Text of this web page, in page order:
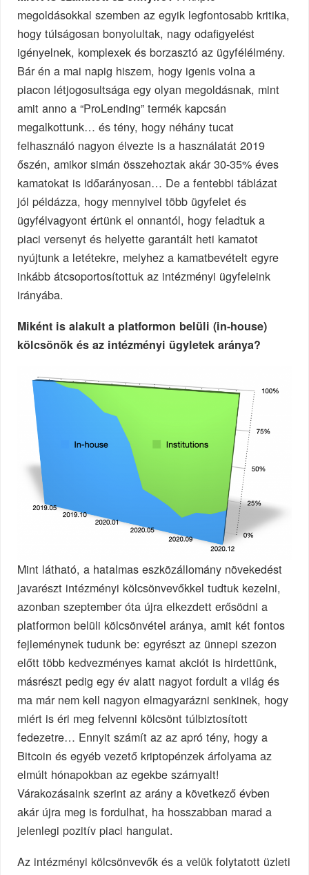
megoldásokkal szemben az egyik legfontosabb kritika,
hogy túlságosan bonyolultak, nagy odafigyelést
igényelnek, komplexek és borzasztó az ügyfélélmény.
Bár én a mai napig hiszem, hogy igenis volna a
piacon létjogosultsága egy olyan megoldásnak, mint
amit anno a “ProLending” termék kapcsán
megalkottunk… és tény, hogy néhány tucat
felhasználó nagyon élvezte is a használatát 2019
őszén, amikor simán összehoztak akár 30-35% éves
kamatokat is időarányosan… De a fentebbi táblázat
jól példázza, hogy mennyivel több ügyfelet és
ügyfélvagyont értünk el onnantól, hogy feladtuk a
piaci versenyt és helyette garantált heti kamatot
nyújtunk a letétekre, melyhez a kamatbevételt egyre
inkább átcsoportosítottuk az intézményi ügyfeleink
irányába.
Miként is alakult a platformon belüli (in-house)
kölcsönök és az intézményi ügyletek aránya?
Mint látható, a hatalmas eszközállomány növekedést
javarészt intézményi kölcsönvevőkkel tudtuk kezelni,
azonban szeptember óta újra elkezdett erősödni a
platformon belüli kölcsönvétel aránya, amit két fontos
fejleménynek tudunk be: egyrészt az ünnepi szezon
előtt több kedvezményes kamat akciót is hirdettünk,
másrészt pedig egy év alatt nagyot fordult a világ és
ma már nem kell nagyon elmagyarázni senkinek, hogy
miért is éri meg felvenni kölcsönt túlbiztosított
fedezetre… Ennyit számít az az apró tény, hogy a
Bitcoin és egyéb vezető kriptopénzek árfolyama az
elmúlt hónapokban az egekbe szárnyalt!
Várakozásaink szerint az arány a következő évben
akár újra meg is fordulhat, ha hosszabban marad a
jelenlegi pozitív piaci hangulat.
Az intézményi kölcsönvevők és a velük folytatott üzleti